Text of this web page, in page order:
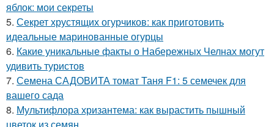
яблок: мои секреты
5. Секрет хрустящих огурчиков: как приготовить
идеальные маринованные огурцы
6. Какие уникальные факты о Набережных Челнах могут
удивить туристов
7. Семена САДОВИТА томат Таня F1: 5 семечек для
вашего сада
8. Мультифлора хризантема: как вырастить пышный